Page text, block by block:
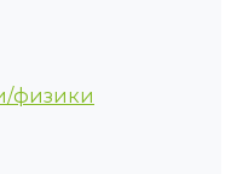
физики